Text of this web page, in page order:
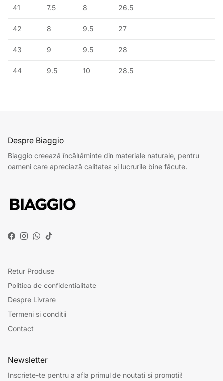
41 7.5 8 26.5
42 8 9.5 27
43 9 9.5 28
44 9.5 10 28.5
Despre Biaggio
Biaggio creează încălțăminte din materiale naturale, pentru
oameni care apreciază calitatea și lucrurile bine făcute.
Facebook
Instagram
WhatsApp
TikTok
Retur Produse
Politica de confidentialitate
Despre Livrare
Termeni si conditii
Contact
Newsletter
Inscriete-te pentru a afla primul de noutati si promotii!